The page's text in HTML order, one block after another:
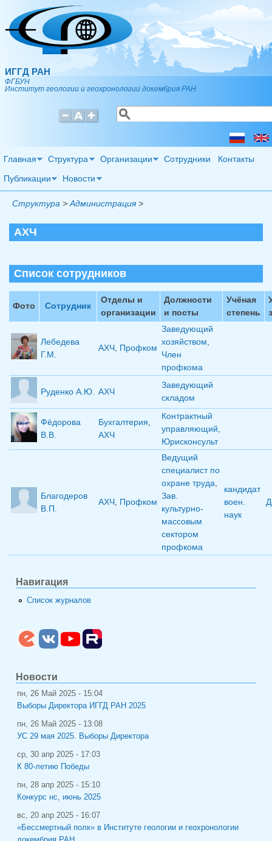
Перейти к основному содержанию
ИГГД РАН
ФГБУН
Институт геологии и геохронологии докембрия РАН
Форма поиска
Поиск
Главная Структура Организации Сотрудники Контакты
Публикации Новости
Структура >Администрация >
АХЧ
Список сотрудников
Фото Сотрудник
Отделы и
организации
Должности
и посты
Учёная
степень
Лебедева
Г.М.
АХЧ, Профком
Заведующий
хозяйством,
Член
профкома
Руденко А.Ю. АХЧ
Заведующий
складом
Фёдорова
В.В.
Бухгалтерия,
АХЧ
Контрактный
управляющий,
Юрисконсульт
Благодеров
В.П.
АХЧ, Профком
Ведущий
специалист по
охране труда,
Зав.
культурно-
массовым
сектором
профкома
кандидат
воен.
наук
Навигация
Список журналов
Новости
пн, 26 Май 2025 - 15:04
Выборы Директора ИГГД РАН 2025
пн, 26 Май 2025 - 13:08
УС 29 мая 2025. Выборы Директора
ср, 30 апр 2025 - 17:03
К 80-летию Победы
пн, 28 апр 2025 - 15:10
Конкурс нс, июнь 2025
вс, 20 апр 2025 - 16:07
«Бессмертный полк» в Институте геологии и геохронологии